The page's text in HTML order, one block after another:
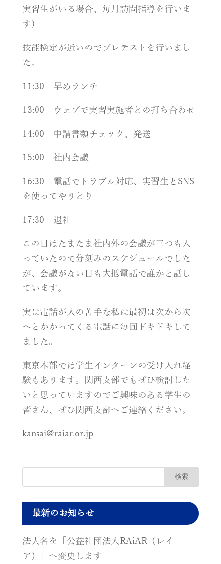
実習生がいる場合、毎月訪問指導を行いま
す)
技能検定が近いのでプレテストを行いまし
た。
11:30 早めランチ
13:00 ウェブで実習実施者との打ち合わせ
14:00 申請書類チェック、発送
15:00 社内会議
16:30 電話でトラブル対応、実習生と SNS
を使ってやりとり
17:30 退社
この日はたまたま社内外の会議が三つも入
っていたので分刻みのスケジュールでした
が、会議がない日も大抵電話で誰かと話し
ています。
実は電話が大の苦手な私は最初は次から次
へとかかってくる電話に毎回ドキドキして
ました。
東京本部では学生インターンの受け入れ経
験もあります。関西支部でもぜひ検討した
いと思っていますのでご興味のある学生の
皆さん、ぜひ関西支部へご連絡ください。
kansai@raiar.or.jp
最新のお知らせ
法人名を「公益社団法人RAiAR（レイ
ア）」へ変更します